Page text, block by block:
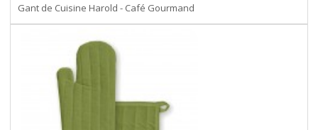
Gant de Cuisine Harold - Café Gourmand